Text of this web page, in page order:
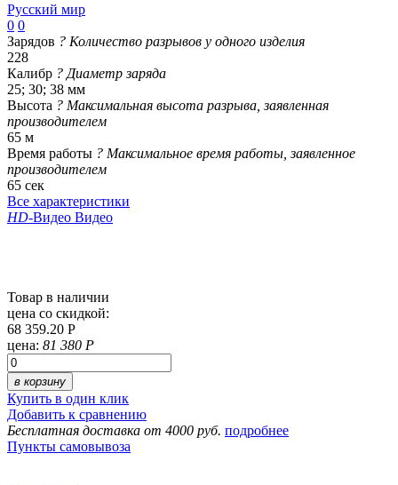
Русский мир
0 0
Зарядов ? Количество разрывов у одного изделия
228
Калибр ? Диаметр заряда
25; 30; 38 мм
Высота ? Максимальная высота разрыва, заявленная
производителем
65 м
Время работы ? Максимальное время работы, заявленное
производителем
65 сек
Все характеристики
HD-Видео Видео
Товар в наличии
цена со скидкой:
68 359.20 Р
цена: 81 380 Р
в корзину
Купить в один клик
Добавить к сравнению
Бесплатная доставка от 4000 руб. подробнее
Пункты самовывоза